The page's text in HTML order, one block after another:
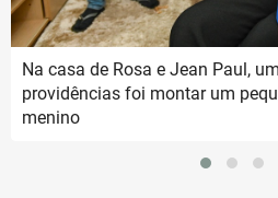
Na casa de Rosa e Jean Paul,
providências foi montar um
menino